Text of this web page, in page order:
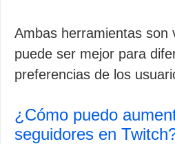
Ambas herramientas son
puede ser mejor para
preferencias de los
¿Cómo puedo
seguidores en